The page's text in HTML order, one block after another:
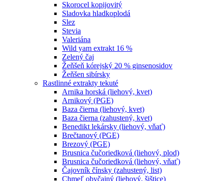
Skorocel kopijovitý
Sladovka hladkoplodá
Slez
Stevia
Valeriána
Wild yam extrakt 16 %
Zelený čaj
Žeňšeň kórejský 20 % ginsenosidov
Žeňšen sibírsky
Rastlinné extrakty tekuté
Arnika horská (liehový, kvet)
Arnikový (PGE)
Baza čierna (liehový, kvet)
Baza čierna (zahustený, kvet)
Benedikt lekársky (liehový, vňať)
Brečtanový (PGE)
Brezový (PGE)
Brusnica čučoriedková (liehový, plod)
Brusnica čučoriedková (liehový, vňať)
Čajovník čínsky (zahustený, list)
Chmeľ obyčajný (liehový, šištice)